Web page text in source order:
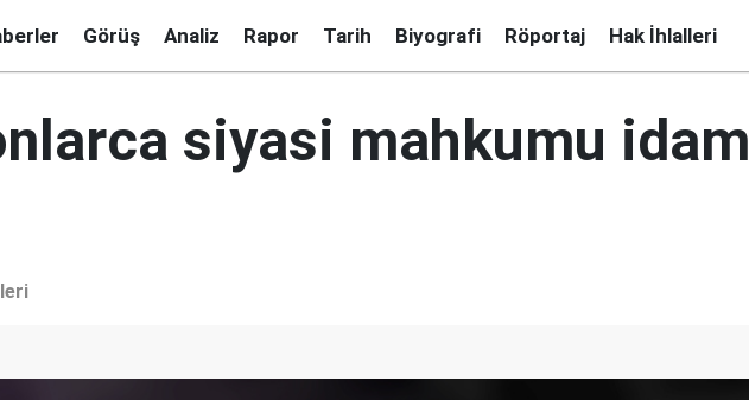
Görüş Analiz Rapor Tarih Biyografi Röportaj Hak İhlalleri
siyasi mahkumu idam